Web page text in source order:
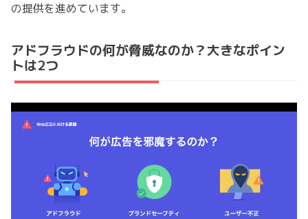
の提供を進めています。
アドフラウドの何が脅威なのか？大きなポイン
トは2つ